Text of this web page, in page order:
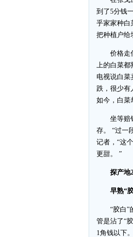
到了5分钱
乎家家种白
把种植户给
价格走低
上的白菜都
电视说白菜
跌，很少有
如今，白菜
坐等赔钱
存。 “过一
记者，“这
更甜。 ”
探产地2
早熟“胶
“胶白”的
管是沾了“
1角钱以下。